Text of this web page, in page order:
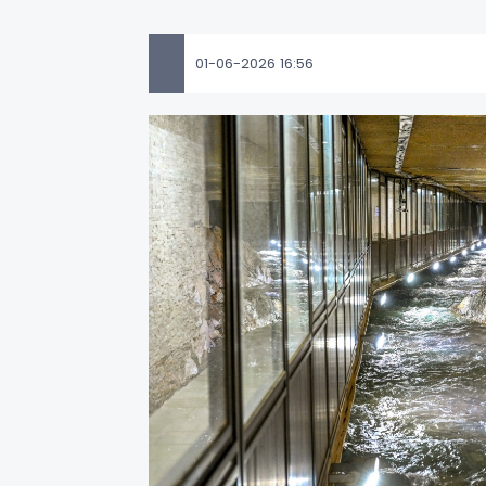
01-06-2026 16:56